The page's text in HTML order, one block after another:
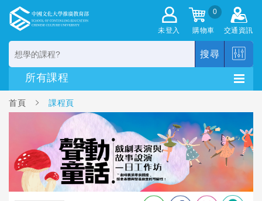
未登入
0
購物車 交通資訊
搜尋
首頁 課程頁